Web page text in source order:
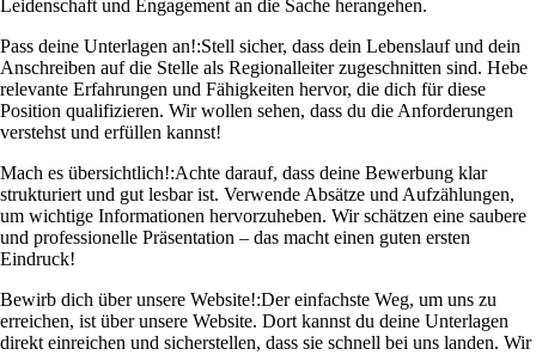
Leidenschaft und Engagement an die Sache herangehen.
Pass deine Unterlagen an!:Stell sicher, dass dein Lebenslauf und dein
Anschreiben auf die Stelle als Regionalleiter zugeschnitten sind. Hebe
relevante Erfahrungen und Fähigkeiten hervor, die dich für diese
Position qualifizieren. Wir wollen sehen, dass du die Anforderungen
verstehst und erfüllen kannst!
Mach es übersichtlich!:Achte darauf, dass deine Bewerbung klar
strukturiert und gut lesbar ist. Verwende Absätze und Aufzählungen,
um wichtige Informationen hervorzuheben. Wir schätzen eine saubere
und professionelle Präsentation – das macht einen guten ersten
Eindruck!
Bewirb dich über unsere Website!:Der einfachste Weg, um uns zu
erreichen, ist über unsere Website. Dort kannst du deine Unterlagen
direkt einreichen und sicherstellen, dass sie schnell bei uns landen. Wir